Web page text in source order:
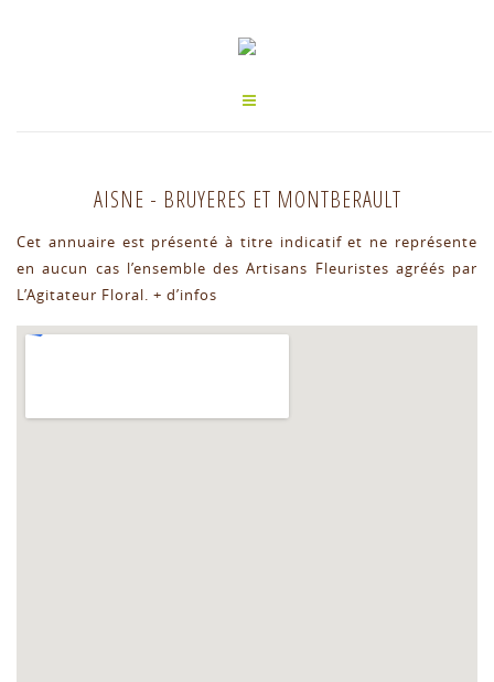
AISNE - BRUYERES ET MONTBERAULT
Cet annuaire est présenté à titre indicatif et ne représente
en aucun cas l’ensemble des Artisans Fleuristes agréés par
L’Agitateur Floral. + d’infos